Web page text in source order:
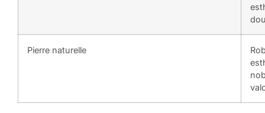
Pierre naturelle